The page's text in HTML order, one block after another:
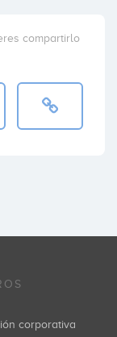
compartirlo
corporativa